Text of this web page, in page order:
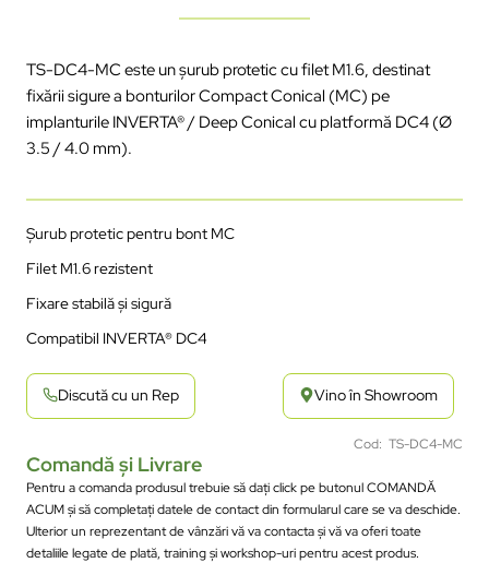
TS-DC4-MC este un șurub protetic cu filet M1.6, destinat
fixării sigure a bonturilor Compact Conical (MC) pe
implanturile INVERTA® / Deep Conical cu platformă DC4 (Ø
3.5 / 4.0 mm).
Șurub protetic pentru bont MC
Filet M1.6 rezistent
Fixare stabilă și sigură
Compatibil INVERTA® DC4
Discută cu un Rep Vino în Showroom
Cod: TS-DC4-MC
Comandă și Livrare
Pentru a comanda produsul trebuie să dați click pe butonul COMANDĂ
ACUM și să completați datele de contact din formularul care se va deschide.
Ulterior un reprezentant de vânzări vă va contacta și vă va oferi toate
detaliile legate de plată, training și workshop-uri pentru acest produs.